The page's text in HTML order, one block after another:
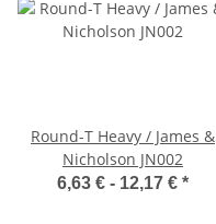
Round-T Heavy / James &
Nicholson JN002
6,63 € - 12,17 € *